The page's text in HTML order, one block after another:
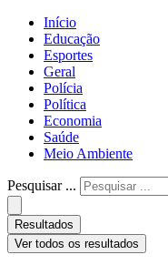
Início
Educação
Esportes
Geral
Polícia
Política
Economia
Saúde
Meio Ambiente
Pesquisar ...
Resultados
Ver todos os resultados